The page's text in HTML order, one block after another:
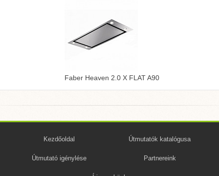
Faber Heaven 2.0 X FLAT A90
Kezdőoldal Útmutatók katalógusa
Útmutató igénylése Partnereink